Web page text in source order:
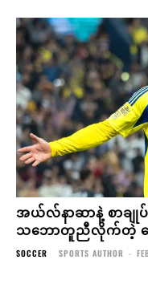
အယ်လ်နာဆာနဲ့ စာခ
သဘောတူညီလိုက်တဲ့ ရ
SOCCER SPORTS AUTHOR -
COMMENTS